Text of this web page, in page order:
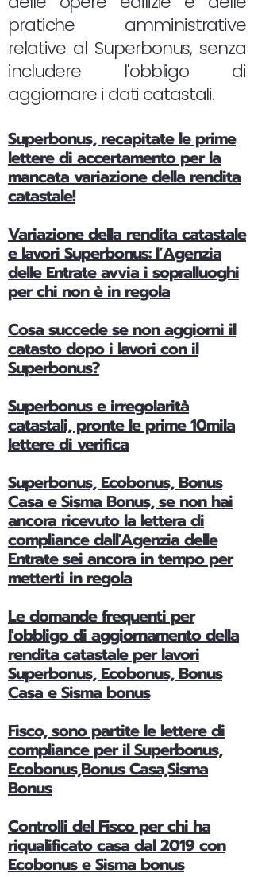
pratiche amministrative
relative al Superbonus, senza
includere l'obbligo di
aggiornare i dati catastali.
Superbonus, recapitate le prime
lettere di accertamento per la
mancata variazione della rendita
catastale!
Variazione della rendita catastale
e lavori Superbonus: l’Agenzia
delle Entrate avvia i sopralluoghi
per chi non è in regola
Cosa succede se non aggiorni il
catasto dopo i lavori con il
Superbonus?
Superbonus e irregolarità
catastali, pronte le prime 10mila
lettere di verifica
Superbonus, Ecobonus, Bonus
Casa e Sisma Bonus, se non hai
ancora ricevuto la lettera di
compliance dall'Agenzia delle
Entrate sei ancora in tempo per
metterti in regola
Le domande frequenti per
l'obbligo di aggiornamento della
rendita catastale per lavori
Superbonus, Ecobonus, Bonus
Casa e Sisma bonus
Fisco, sono partite le lettere di
compliance per il Superbonus,
Ecobonus,Bonus Casa,Sisma
Bonus
Controlli del Fisco per chi ha
riqualificato casa dal 2019 con
Ecobonus e Sisma bonus